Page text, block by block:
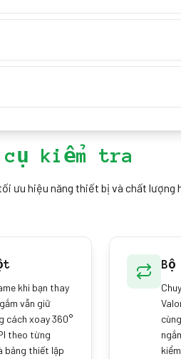
tốc độ cuộn bằng pixel mỗi giây
nhanh hơn, còn số liệu ổn định cho
cụ kiểm tra
ưu hiệu năng thiết bị và chất lượng
khi bạn thay
vẫn giữ
cách xoay 360°
theo từng
bảng thiết lập